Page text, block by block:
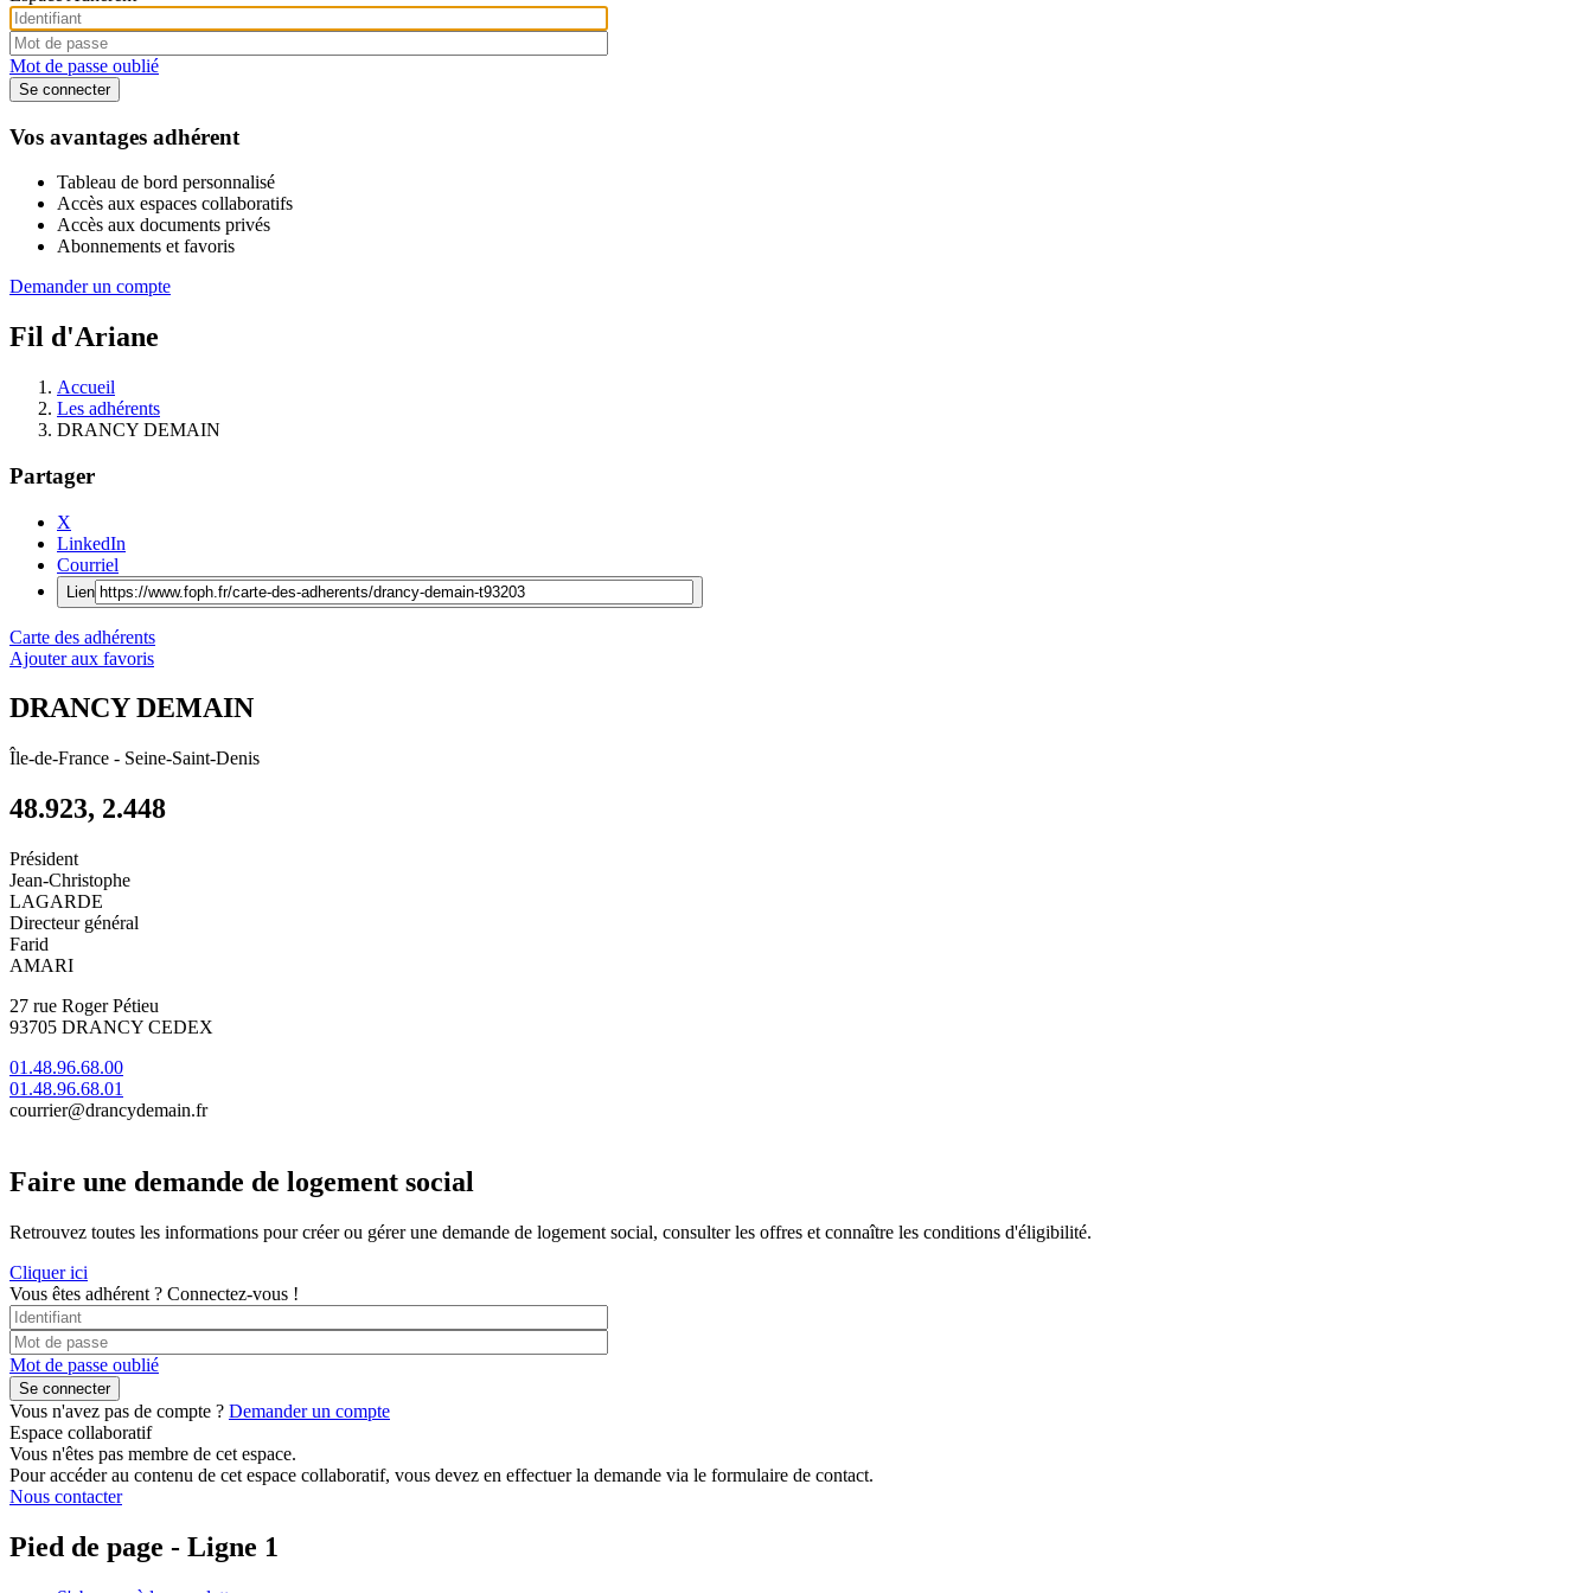
Mot de passe oublié
Vos avantages adhérent
Tableau de bord personnalisé
Accès aux espaces collaboratifs
Accès aux documents privés
Abonnements et favoris
Demander un compte
Fil d'Ariane
Accueil
Les adhérents
DRANCY DEMAIN
Partager
X
LinkedIn
Courriel
Lien
Carte des adhérents
Ajouter aux favoris
DRANCY DEMAIN
Île-de-France - Seine-Saint-Denis
48.923, 2.448
Président
Jean-Christophe
LAGARDE
Directeur général
Farid
AMARI
27 rue Roger Pétieu
93705 DRANCY CEDEX
01.48.96.68.00
01.48.96.68.01
courrier@drancydemain.fr
Faire une demande de logement social
Retrouvez toutes les informations pour créer ou gérer une demande de logement social, consulter les offres et connaître les conditions d'éligibilité.
Cliquer ici
Vous êtes adhérent ? Connectez-vous !
Mot de passe oublié
Vous n'avez pas de compte ? Demander un compte
Espace collaboratif
Vous n'êtes pas membre de cet espace.
Pour accéder au contenu de cet espace collaboratif, vous devez en effectuer la demande via le formulaire de contact.
Nous contacter
Pied de page - Ligne 1